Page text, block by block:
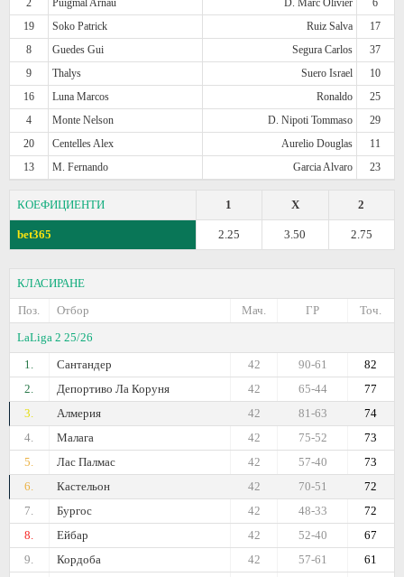
19
Soko Patrick Ruiz Salva
17
8
Guedes Gui Segura Carlos
37
9
Thalys Suero Israel
10
16
Luna Marcos Ronaldo
25
4
Monte Nelson D. Nipoti Tommaso
29
20
Centelles Alex Aurelio Douglas
11
13
M. Fernando Garcia Alvaro 23
КОЕФИЦИЕНТИ 2
X
1
bet365 2.75
3.50
2.25
КЛАСИРАНЕ
Поз.
Отбор Точ.
ГР
Мач.
LaLiga 2 25/26
1.
Сантандер 82
90-61
42
2.
Депортиво Ла Коруня 77
65-44
42
3.
Алмерия 74
81-63
42
4.
Малага 73
75-52
42
5.
Лас Палмас 73
57-40
42
6.
Кастельон 72
70-51
42
7.
Бургос 72
48-33
42
8.
Ейбар 67
52-40
42
9.
Кордоба 61
57-61
42